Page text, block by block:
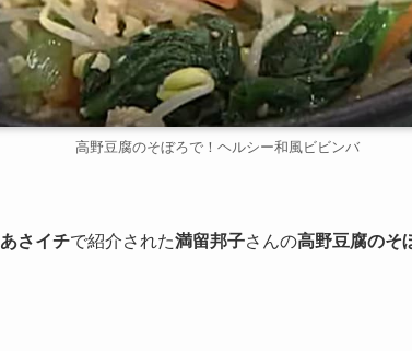
高野豆腐のそぼろで！ヘルシー和風ビビンバ
あさイチで紹介された満留邦子さんの高野豆腐のそ